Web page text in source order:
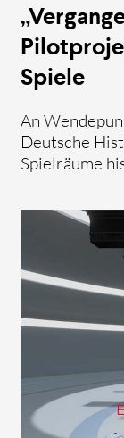
Spiele
An
Deutsche
Spielräume